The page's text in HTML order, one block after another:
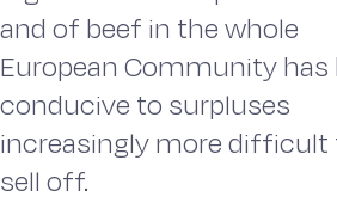
and of beef in the whole
European Community has
conducive to surpluses
increasingly more difficult
sell off.